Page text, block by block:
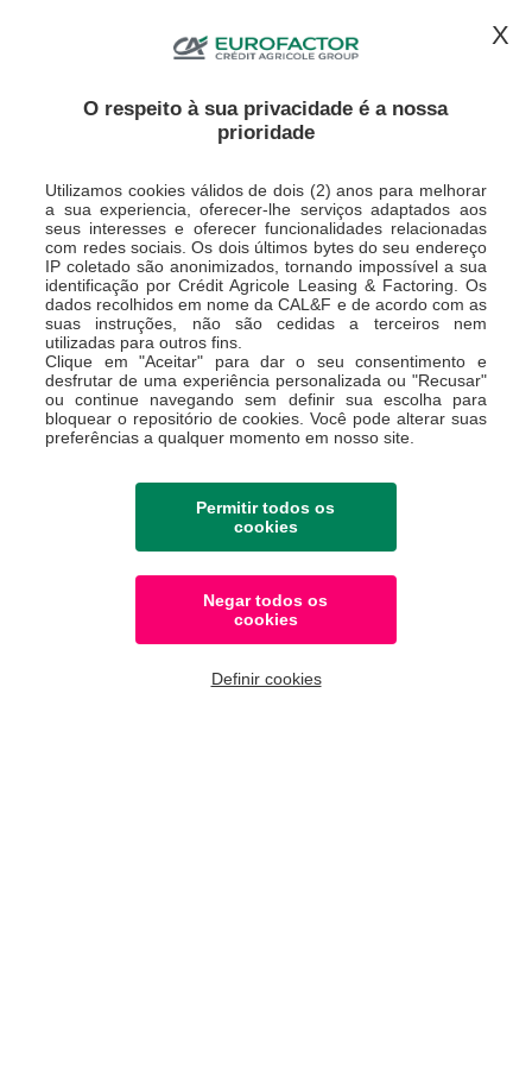
ESPAÇO CLIENTE
Folheto de taxas de
juro
Taxa de juro
PDF - 220 ko
X
O respeito à sua privacidade é a nossa
prioridade
Utilizamos cookies válidos de dois (2) anos para melhorar
a sua experiencia, oferecer-lhe serviços adaptados aos
seus interesses e oferecer funcionalidades relacionadas
com redes sociais. Os dois últimos bytes do seu endereço
IP coletado são anonimizados, tornando impossível a sua
identificação por Crédit Agricole Leasing & Factoring. Os
dados recolhidos em nome da CAL&F e de acordo com as
suas instruções, não são cedidas a terceiros nem
utilizadas para outros fins.
Clique em "Aceitar" para dar o seu consentimento e
desfrutar de uma experiência personalizada ou "Recusar"
ou continue navegando sem definir sua escolha para
bloquear o repositório de cookies. Você pode alterar suas
preferências a qualquer momento em nosso site.
Permitir todos os
cookies
Negar todos os
cookies
Definir cookies